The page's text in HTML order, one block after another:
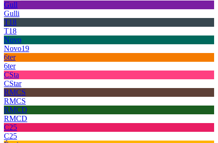
Gull
Gulli
T18
T18
Novo
Novo19
6ter
6ter
CSta
CStar
RMCS
RMCS
RMCD
RMCD
C25
C25